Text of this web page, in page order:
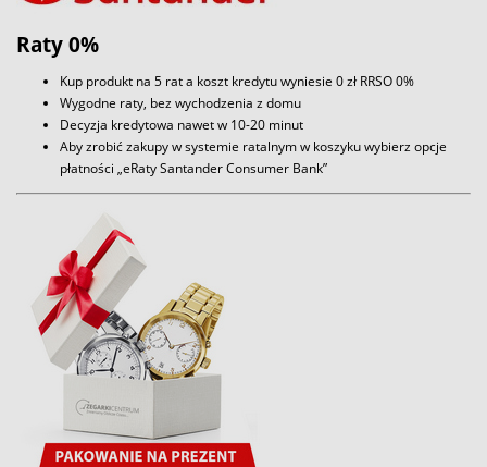
Raty 0%
Kup produkt na 5 rat a koszt kredytu wyniesie 0 zł RRSO 0%
Wygodne raty, bez wychodzenia z domu
Decyzja kredytowa nawet w 10-20 minut
Aby zrobić zakupy w systemie ratalnym w koszyku wybierz opcje
płatności „eRaty Santander Consumer Bank”